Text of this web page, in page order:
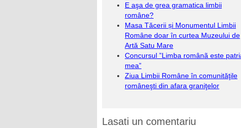
E aşa de grea gramatica limbii
române?
Masa Tăcerii și Monumentul Limbii
Române doar în curtea Muzeului de
Artă Satu Mare
Concursul ”Limba românã este
mea”
Ziua Limbii Române în comunităţile
româneşti din afara graniţelor
Lasati un comentariu